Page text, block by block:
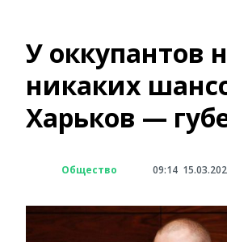
У оккупантов
никаких
Харьков —
Общество 09:14